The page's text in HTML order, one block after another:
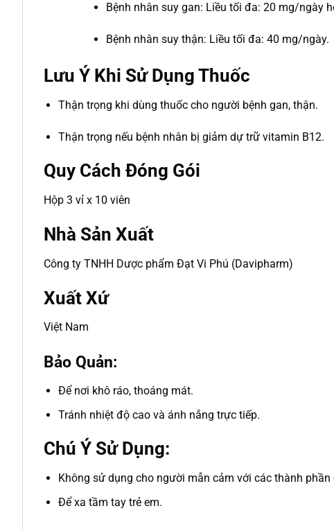
Bệnh nhân suy gan: Liều tối đa: 20 mg/ngày
Bệnh nhân suy thận: Liều tối đa: 40 mg/ngày.
Lưu Ý Khi Sử Dụng Thuốc
Thận trọng khi dùng thuốc cho người bệnh gan, thận.
Thận trọng nếu bệnh nhân bị giảm dự trữ vitamin B12.
Quy Cách Đóng Gói
Hộp 3 vỉ x 10 viên
Nhà Sản Xuất
Công ty TNHH Dược phẩm Đạt Vi Phú (Davipharm)
Xuất Xứ
Việt Nam
Bảo Quản:
Để nơi khô ráo, thoáng mát.
Tránh nhiệt độ cao và ánh nắng trực tiếp.
Chú Ý Sử Dụng:
Không sử dụng cho người mẫn cảm với các thành phần
Để xa tầm tay trẻ em.